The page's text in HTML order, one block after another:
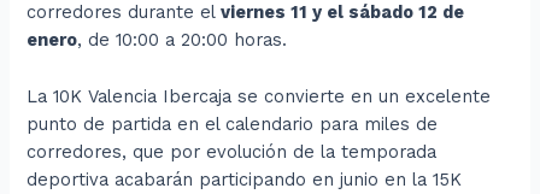
corredores durante elviernes 11 y el sábado 12 de
enero, de 10:00 a 20:00 horas.
La 10K Valencia Ibercaja se convierte en un excelente
punto de partida en el calendario para miles de
corredores, que por evolución de la temporada
deportiva acabarán participando en junio en la 15K